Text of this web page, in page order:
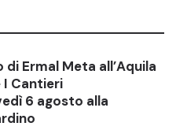
Ermal Meta all’Aquila
I Cantieri
6 agosto alla